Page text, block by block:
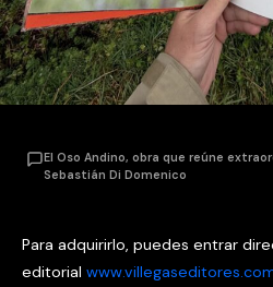
El Oso Andino, obra que reúne
Sebastián Di Domenico
Para adquirirlo, puedes entrar
editorial